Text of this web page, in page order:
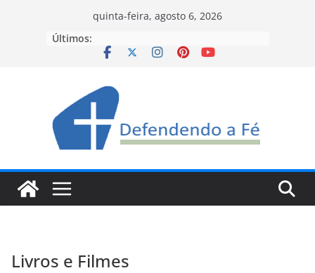
quinta-feira, agosto 6, 2026
Últimos:
Livros e Filmes